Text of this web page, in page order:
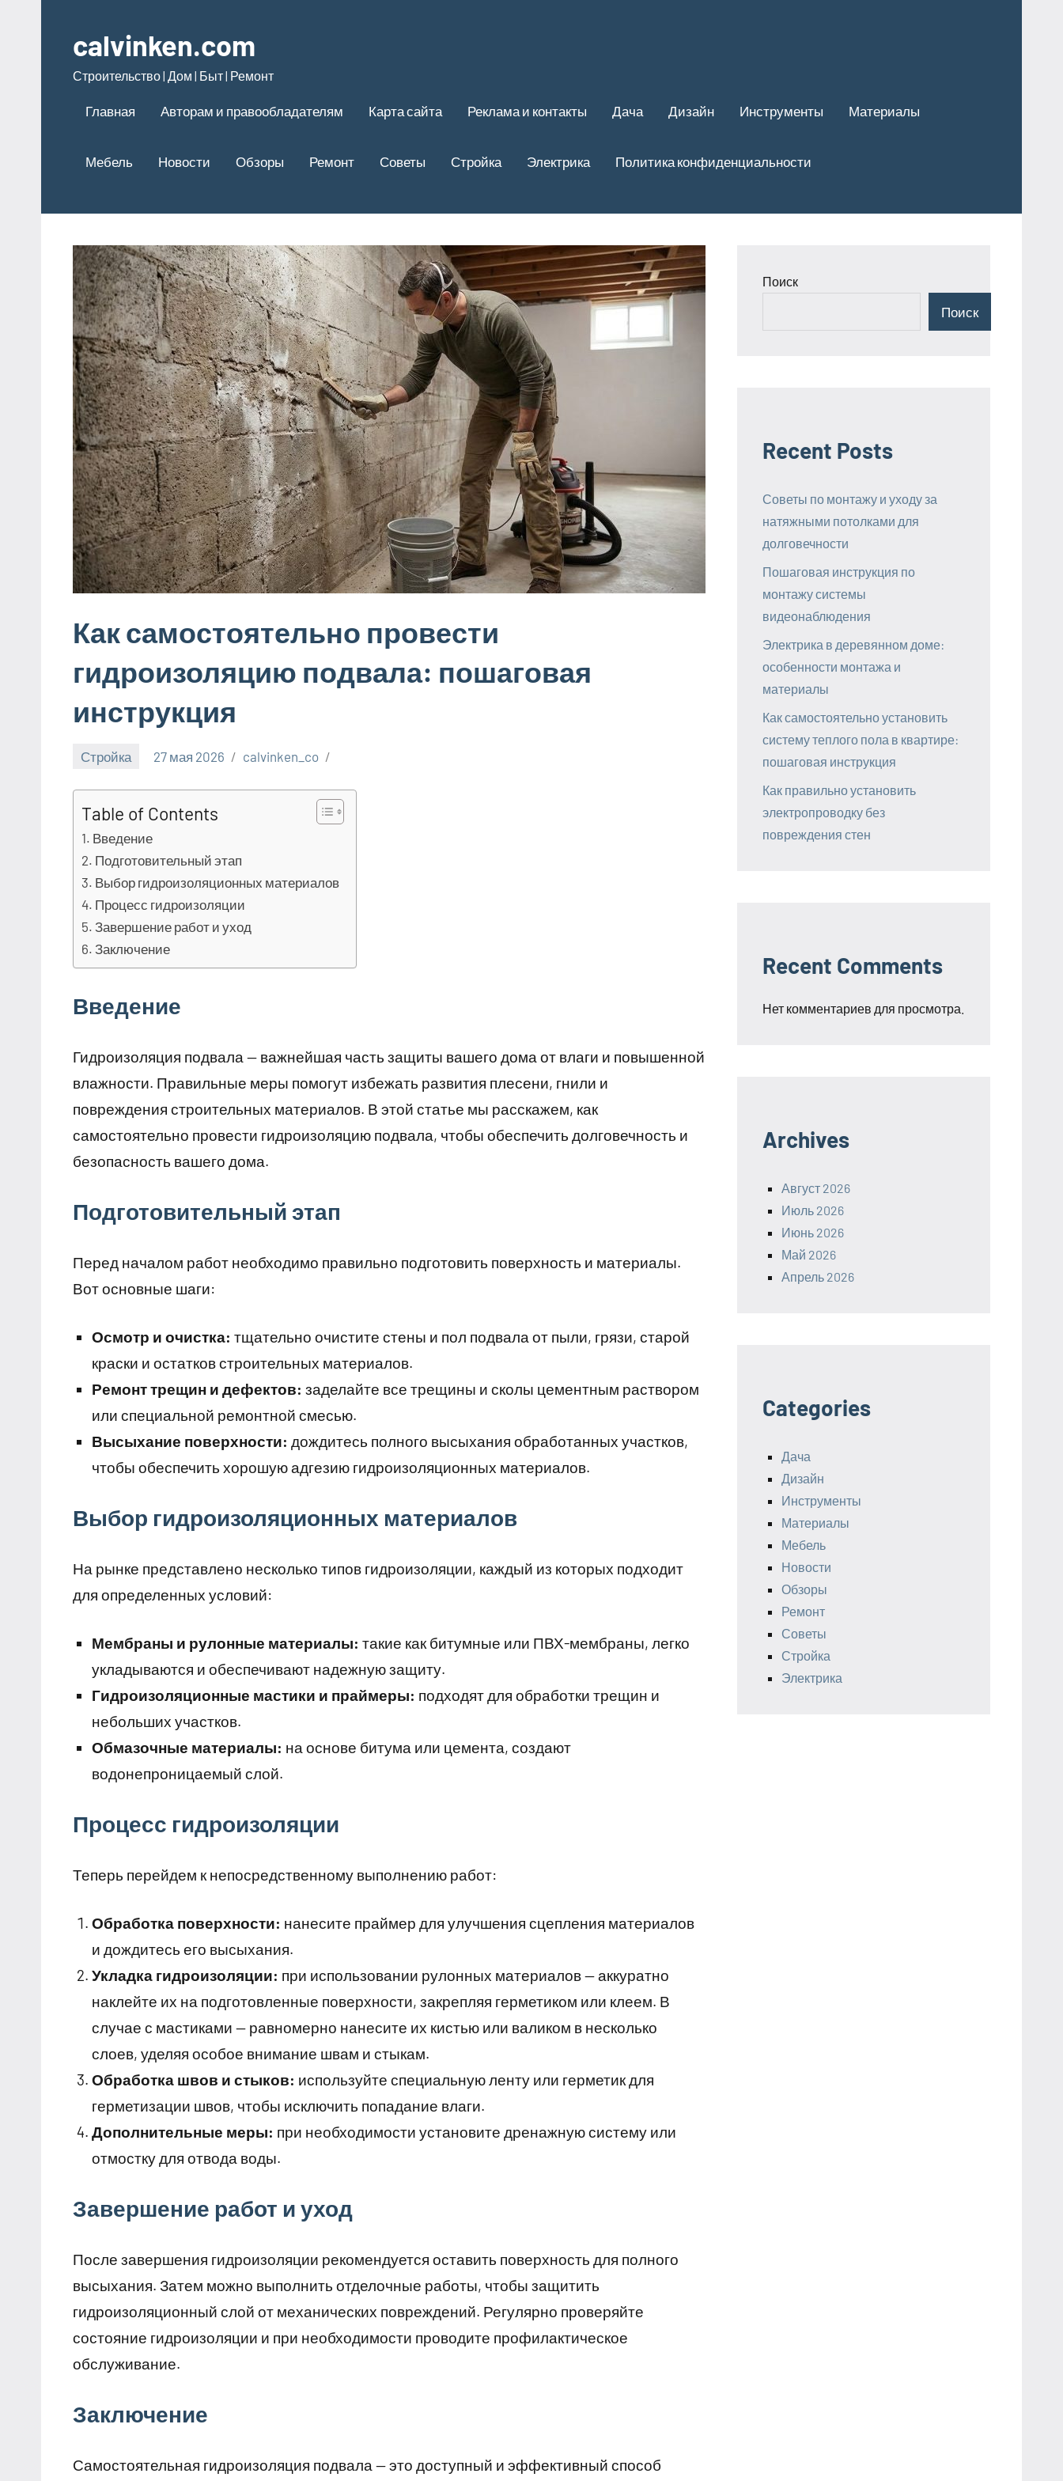
содержимому
calvinken.com
Строительство | Дом | Быт | Ремонт
Главная Авторам и правообладателям Карта сайта Реклама и контакты Дача Дизайн Инструменты Материалы
Мебель Новости Обзоры Ремонт Советы Стройка Электрика Политика конфиденциальности
Как самостоятельно провести
гидроизоляцию подвала: пошаговая
инструкция
Стройка 27 мая 2026 calvinken_co
Table of Contents
Введение
Подготовительный этап
Выбор гидроизоляционных материалов
Процесс гидроизоляции
Завершение работ и уход
Заключение
Введение
Гидроизоляция подвала — важнейшая часть защиты вашего дома от влаги и повышенной
влажности. Правильные меры помогут избежать развития плесени, гнили и
повреждения строительных материалов. В этой статье мы расскажем, как
самостоятельно провести гидроизоляцию подвала, чтобы обеспечить долговечность и
безопасность вашего дома.
Подготовительный этап
Перед началом работ необходимо правильно подготовить поверхность и материалы.
Вот основные шаги:
Осмотр и очистка: тщательно очистите стены и пол подвала от пыли, грязи, старой
краски и остатков строительных материалов.
Ремонт трещин и дефектов: заделайте все трещины и сколы цементным раствором
или специальной ремонтной смесью.
Высыхание поверхности: дождитесь полного высыхания обработанных участков,
чтобы обеспечить хорошую адгезию гидроизоляционных материалов.
Выбор гидроизоляционных материалов
На рынке представлено несколько типов гидроизоляции, каждый из которых подходит
для определенных условий:
Мембраны и рулонные материалы: такие как битумные или ПВХ-мембраны, легко
укладываются и обеспечивают надежную защиту.
Гидроизоляционные мастики и праймеры: подходят для обработки трещин и
небольших участков.
Обмазочные материалы: на основе битума или цемента, создают
водонепроницаемый слой.
Процесс гидроизоляции
Теперь перейдем к непосредственному выполнению работ:
Обработка поверхности: нанесите праймер для улучшения сцепления материалов
и дождитесь его высыхания.
Укладка гидроизоляции: при использовании рулонных материалов — аккуратно
наклейте их на подготовленные поверхности, закрепляя герметиком или клеем. В
случае с мастиками — равномерно нанесите их кистью или валиком в несколько
слоев, уделяя особое внимание швам и стыкам.
Обработка швов и стыков: используйте специальную ленту или герметик для
герметизации швов, чтобы исключить попадание влаги.
Дополнительные меры: при необходимости установите дренажную систему или
отмостку для отвода воды.
Завершение работ и уход
После завершения гидроизоляции рекомендуется оставить поверхность для полного
высыхания. Затем можно выполнить отделочные работы, чтобы защитить
гидроизоляционный слой от механических повреждений. Регулярно проверяйте
состояние гидроизоляции и при необходимости проводите профилактическое
обслуживание.
Заключение
Самостоятельная гидроизоляция подвала — это доступный и эффективный способ
Поиск
Поиск
Recent Posts
Советы по монтажу и уходу за
натяжными потолками для
долговечности
Пошаговая инструкция по
монтажу системы
видеонаблюдения
Электрика в деревянном доме:
особенности монтажа и
материалы
Как самостоятельно установить
систему теплого пола в квартире:
пошаговая инструкция
Как правильно установить
электропроводку без
повреждения стен
Recent Comments
Нет комментариев для просмотра.
Archives
Август 2026
Июль 2026
Июнь 2026
Май 2026
Апрель 2026
Categories
Дача
Дизайн
Инструменты
Материалы
Мебель
Новости
Обзоры
Ремонт
Советы
Стройка
Электрика